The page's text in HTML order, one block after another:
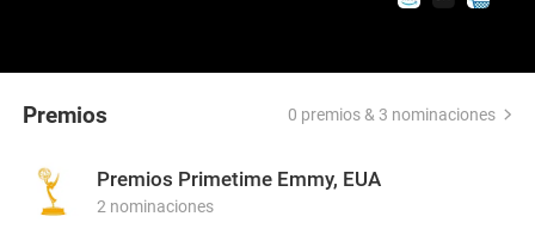
Premios 0 premios & 3 nominaciones
Premios Primetime Emmy, EUA
2 nominaciones